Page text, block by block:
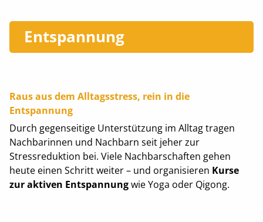
Entspannung
Raus aus dem Alltagsstress, rein in die
Entspannung
Durch gegenseitige Unterstützung im Alltag tragen
Nachbarinnen und Nachbarn seit jeher zur
Stressreduktion bei. Viele Nachbarschaften gehen
heute einen Schritt weiter – und organisieren Kurse
zur aktiven Entspannungwie Yoga oder Qigong.